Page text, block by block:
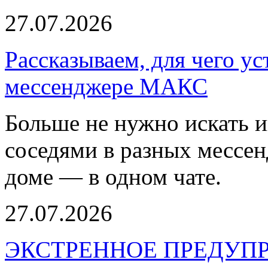
27.07.2026
Рассказываем, для чего
мессенджере МАКС
Больше не нужно искать
соседями в разных
доме — в одном чате.
27.07.2026
ЭКСТРЕННОЕ